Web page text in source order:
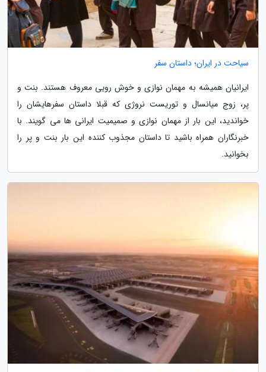
سیاحت در ایران؛ داستان سفر
ایرانیان همیشه به مهمان نوازی و خوش رویی معروف هستند. بنت و
پر، زوج میانسال و توریست نروژی که قبلا داستان سفرهایشان را
خواندید، این بار از مهمان نوازی و صمیمیت ایرانی ها می گویند. با
خبرنگاران همراه باشید تا داستان مجذوب کننده این بار بنت و پر را
بخوانید.